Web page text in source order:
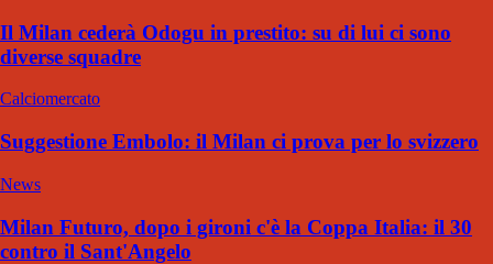
Il Milan cederà Odogu in prestito: su di lui ci sono
diverse squadre
Calciomercato
Suggestione Embolo: il Milan ci prova per lo svizzero
News
Milan Futuro, dopo i gironi c'è la Coppa Italia: il 30
contro il Sant'Angelo